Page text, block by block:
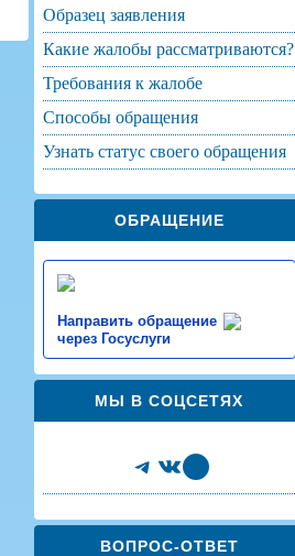
образец заявления
какие жалобы рассматриваются?
требования к жалобе
способы обращения
узнать статус своего обращения
ОБРАЩЕНИЕ
Направить обращение
через Госуслуги
МЫ В СОЦСЕТЯХ
Telegram
VKShare Icon
ВОПРОС-ОТВЕТ